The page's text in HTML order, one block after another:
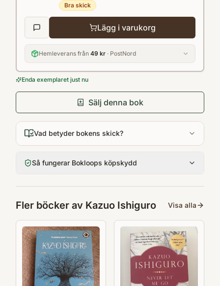
Bra skick
Lägg i varukorg
Hemleverans från 49 kr · PostNord
Enda exemplaret just nu
Sälj denna bok
Vad betyder bokens skick?
Så fungerar Bokloops köpskydd
Fler böcker av Kazuo Ishiguro Visa alla